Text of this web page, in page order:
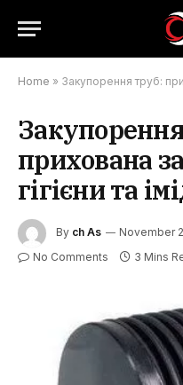
Home » Закупорення труб:
прихована
гігієни та
By ch As November
No Comments 3 Mins